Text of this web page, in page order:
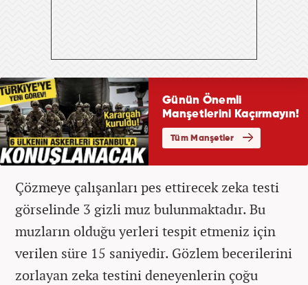
Çözmeye çalışanları pes ettirecek zeka testi
görselinde 3 gizli muz bulunmaktadır. Bu
muzların olduğu yerleri tespit etmeniz için
verilen süre 15 saniyedir. Gözlem becerilerini
zorlayan zeka testini deneyenlerin çoğu